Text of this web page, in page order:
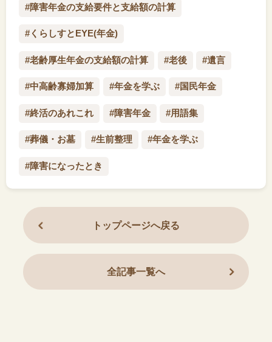
#障害年金の支給要件と支給額の計算
#くらしすとEYE(年金)
#老齢厚生年金の支給額の計算 #老後 #遺言
#中高齢寡婦加算 #年金を学ぶ #国民年金
#終活のあれこれ #障害年金 #用語集
#葬儀・お墓 #生前整理 #年金を学ぶ
#障害になったとき
トップページへ戻る
全記事一覧へ